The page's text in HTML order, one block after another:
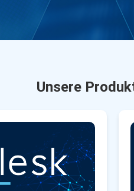
Unsere